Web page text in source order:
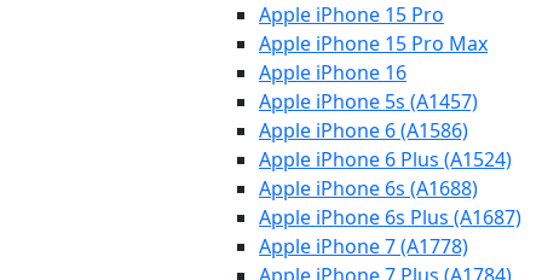
Apple iPhone 15 Pro
Apple iPhone 15 Pro Max
Apple iPhone 16
Apple iPhone 5s (A1457)
Apple iPhone 6 (A1586)
Apple iPhone 6 Plus (A1524)
Apple iPhone 6s (A1688)
Apple iPhone 6s Plus (A1687)
Apple iPhone 7 (A1778)